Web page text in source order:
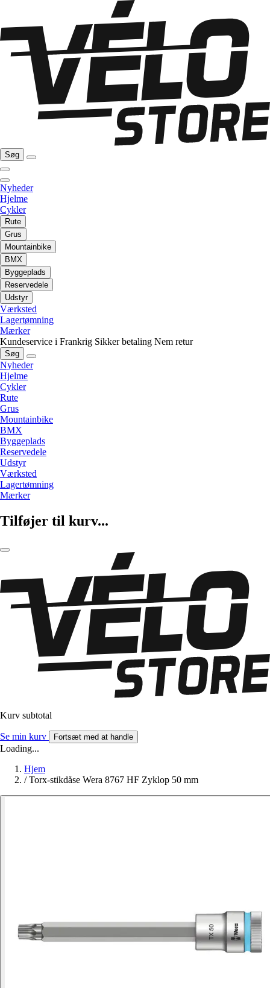
Søg
Nyheder
Hjelme
Cykler
Rute
Grus
Mountainbike
BMX
Byggeplads
Reservedele
Udstyr
Værksted
Lagertømning
Mærker
Kundeservice i Frankrig Sikker betaling Nem retur
Søg
Nyheder
Hjelme
Cykler
Rute
Grus
Mountainbike
BMX
Byggeplads
Reservedele
Udstyr
Værksted
Lagertømning
Mærker
Tilføjer til kurv...
Kurv subtotal
Se min kurv Fortsæt med at handle
Loading...
Hjem
/ Torx-stikdåse Wera 8767 HF Zyklop 50 mm